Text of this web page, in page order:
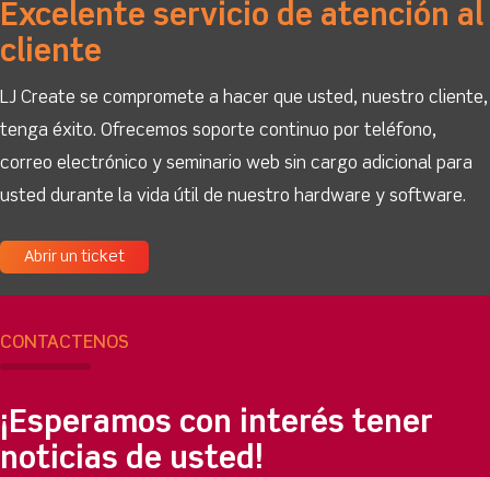
Excelente servicio de atención al
cliente
LJ Create se compromete a hacer que usted, nuestro cliente,
tenga éxito. Ofrecemos soporte continuo por teléfono,
correo electrónico y seminario web sin cargo adicional para
usted durante la vida útil de nuestro hardware y software.
Abrir un ticket
CONTÁCTENOS
¡Esperamos con interés tener
noticias de usted!